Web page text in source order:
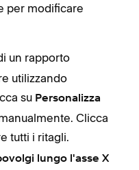
per modificare
un rapporto
utilizzando
su Personalizza
Clicca
tutti i ritagli.
lungo l'asse X